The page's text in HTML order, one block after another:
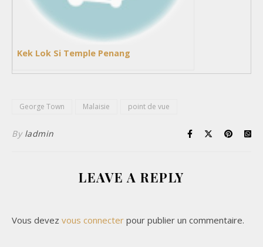
Kek Lok Si Temple Penang
George Town Malaisie point de vue
By ladmin
LEAVE A REPLY
Vous devez vous connecter pour publier un commentaire.